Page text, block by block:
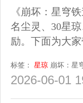
《崩坏：星穹
名尘灵、30星
励。下面为大
标签： 星琼 崩坏：星
2026-06-01